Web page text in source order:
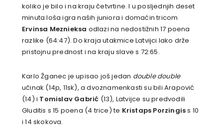
koliko je bilo i na kraju četvrtine. I u posljednjih deset
minuta loša igra naših juniora i domaćin tricom
Ervinsa Meznieksa odlazi na nedostižnih 17 poena
razlike (64:47). Do kraja utakmice Latvijci lako drže
pristojnu prednost i na kraju slave s 72:65.
Karlo Žganec je upisao još jedan double double
učinak (14p, 11sk), a dvoznamenkasti su bili Arapović
(14) i Tomislav Gabrić (13), Latvijce su predvodili
Gluditis s 15 poena (4 trice) te Kristaps Porzingiss 10
i 14 skokova.